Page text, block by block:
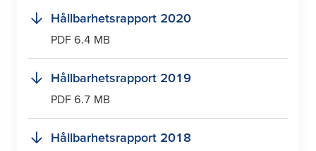
Hållbarhetsrapport 2020
PDF 6.4 MB
Hållbarhetsrapport 2019
PDF 6.7 MB
Hållbarhetsrapport 2018